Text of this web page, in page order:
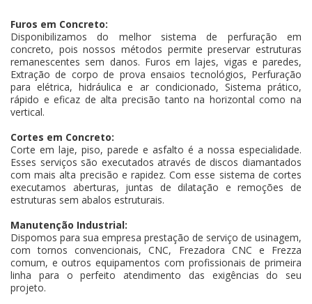
Furos em Concreto:
Disponibilizamos do melhor sistema de perfuração em
concreto, pois nossos métodos permite preservar estruturas
remanescentes sem danos. Furos em lajes, vigas e paredes,
Extração de corpo de prova ensaios tecnológios, Perfuração
para elétrica, hidráulica e ar condicionado, Sistema prático,
rápido e eficaz de alta precisão tanto na horizontal como na
vertical.
Cortes em Concreto:
Corte em laje, piso, parede e asfalto é a nossa especialidade.
Esses serviços são executados através de discos diamantados
com mais alta precisão e rapidez. Com esse sistema de cortes
executamos aberturas, juntas de dilatação e remoções de
estruturas sem abalos estruturais.
Manutenção Industrial:
Dispomos para sua empresa prestação de serviço de usinagem,
com tornos convencionais, CNC, Frezadora CNC e Frezza
comum, e outros equipamentos com profissionais de primeira
linha para o perfeito atendimento das exigências do seu
projeto.